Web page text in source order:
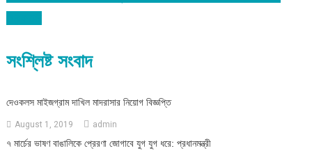
navigation
সংশ্লিষ্ট সংবাদ
দেওকলস মাইজগ্রাম দাখিল মাদরাসার নিয়োগ বিজ্ঞপ্তি
August 1, 2019 admin
৭ মার্চের ভাষণ বাঙালিকে প্রেরণা জোগাবে যুগ যুগ ধরে: প্রধানমন্ত্রী